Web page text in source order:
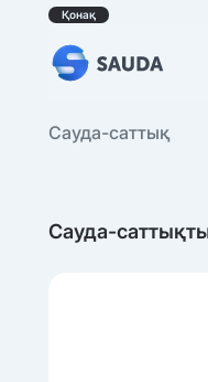
Қонақ
Сауда-саттық
Сауда-